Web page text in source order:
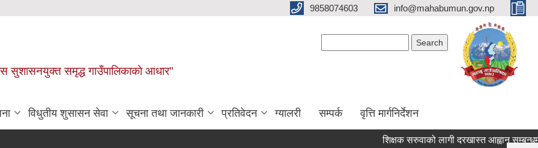
9858074603 info@mahabumun.gov.np
सुशासनयुक्त समृद्ध गाउँपालिकाकाे आधार"
विधुतीय शुसासन सेवा सूचना तथा जानकारी प्रतिवेदन ग्यालरी सम्पर्क वृत्ति मार्गनिर्देशन
शिक्षक सरुवाको लागी दरखास्त आह्वान सम्बन्धमा